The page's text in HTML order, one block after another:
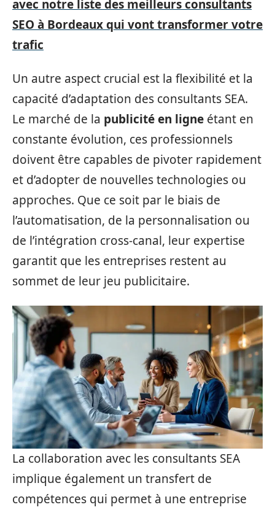
avec notre liste des meilleurs consultants
SEO à Bordeaux qui vont transformer votre
trafic
Un autre aspect crucial est la flexibilité et la
capacité d’adaptation des consultants SEA.
Le marché de la publicité en ligne étant en
constante évolution, ces professionnels
doivent être capables de pivoter rapidement
et d’adopter de nouvelles technologies ou
approches. Que ce soit par le biais de
l’automatisation, de la personnalisation ou
de l’intégration cross-canal, leur expertise
garantit que les entreprises restent au
sommet de leur jeu publicitaire.
La collaboration avec les consultants SEA
implique également un transfert de
compétences qui permet à une entreprise